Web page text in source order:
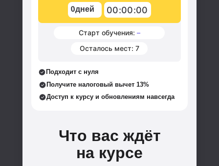
Что вас ждёт
на курсе
Осталось мест: 7
Старт обучения: –
00:00:00
0дней
Доступ к курсу и обновлениям навсегда
Получите налоговый вычет 13%
Подходит с нуля